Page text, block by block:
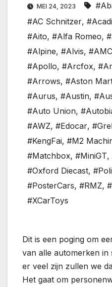
MEI 24, 2023
#AC Schnitzer,
#Aito, #Alfa Romeo,
#Alpine, #Alvis, #AMC
#Apollo, #Arcfox,
#Arrows, #Aston
#Aurus, #Austin,
#Auto Union,
#AWZ, #Edocar,
#KengFai, #M2
#Matchbox, #MiniGT,
#Oxford Diecast,
#PosterCars, #RMZ,
#XCarToys
Dit is een poging om
van alle automerken in
er veel zijn zullen we
Het gaat om